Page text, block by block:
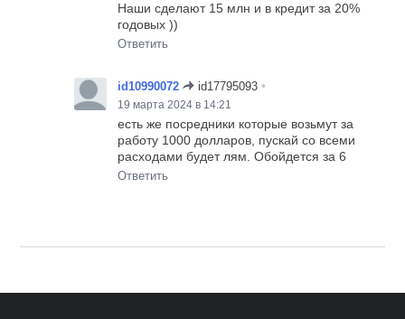
Наши сделают 15 млн и в кредит за 20%
годовых ))
Ответить
id10990072 id17795093 •
19 марта 2024 в 14:21
есть же посредники которые возьмут за
работу 1000 долларов, пускай со всеми
расходами будет лям. Обойдется за 6
Ответить